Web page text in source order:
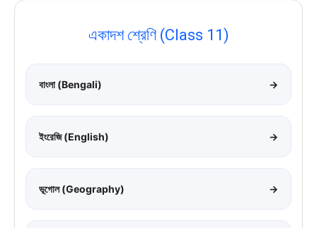
একাদশ শ্রেণি (Class 11)
বাংলা (Bengali) →
ইংরেজি (English) →
ভূগোল (Geography) →